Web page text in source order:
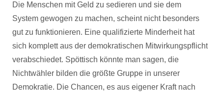
Die Menschen mit Geld zu sedieren und sie dem
System gewogen zu machen, scheint nicht besonders
gut zu funktionieren. Eine qualifizierte Minderheit hat
sich komplett aus der demokratischen Mitwirkungspflicht
verabschiedet. Spöttisch könnte man sagen, die
Nichtwähler bilden die größte Gruppe in unserer
Demokratie. Die Chancen, es aus eigener Kraft nach